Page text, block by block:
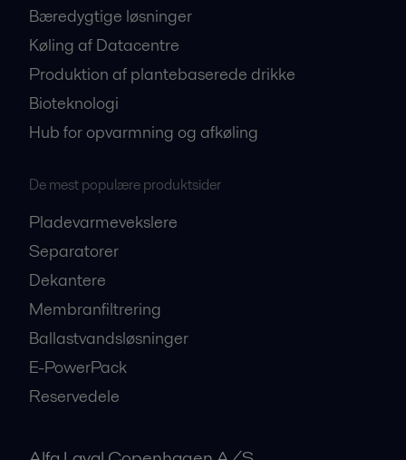
Bæredygtige løsninger
Køling af Datacentre
Produktion af plantebaserede drikke
Bioteknologi
Hub for opvarmning og afkøling
De mest populære produktsider
Pladevarmevekslere
Separatorer
Dekantere
Membranfiltrering
Ballastvandsløsninger
E-PowerPack
Reservedele